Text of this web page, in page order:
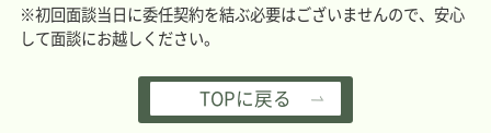
※初回面談当日に委任契約を結ぶ必要はございませんので、安心
して面談にお越しください。
TOPに戻る